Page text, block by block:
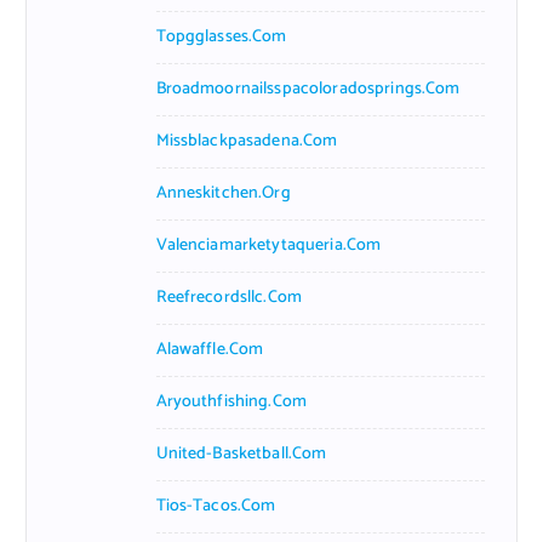
Topgglasses.com
Broadmoornailsspacoloradosprings.com
Missblackpasadena.com
Anneskitchen.org
Valenciamarketytaqueria.com
Reefrecordsllc.com
Alawaffle.com
Aryouthfishing.com
United-Basketball.com
Tios-Tacos.com